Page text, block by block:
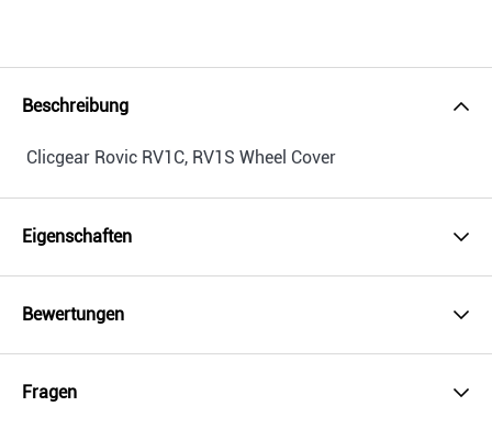
Beschreibung
Clicgear Rovic RV1C, RV1S Wheel Cover
Eigenschaften
Bewertungen
Fragen